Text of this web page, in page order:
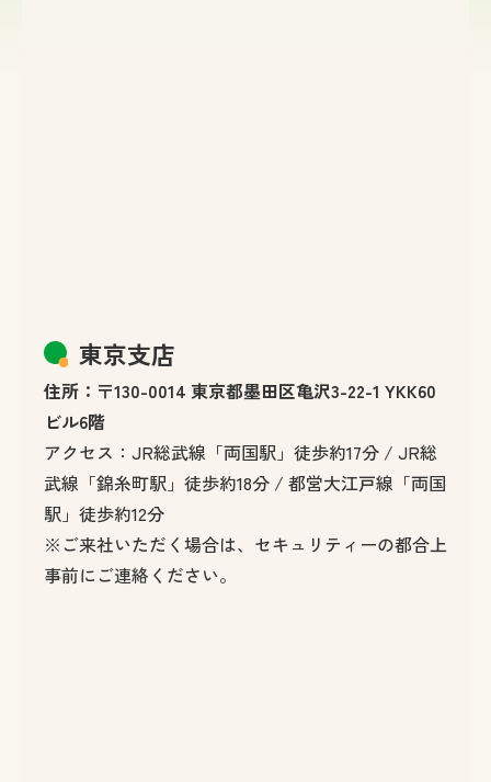
東京支店
住所：〒130-0014 東京都墨田区亀沢3-22-1 YKK60
ビル6階
アクセス：JR総武線「両国駅」徒歩約17分 / JR総
武線「錦糸町駅」徒歩約18分 / 都営大江戸線「両国
駅」徒歩約12分
※ご来社いただく場合は、セキュリティーの都合上
事前にご連絡ください。